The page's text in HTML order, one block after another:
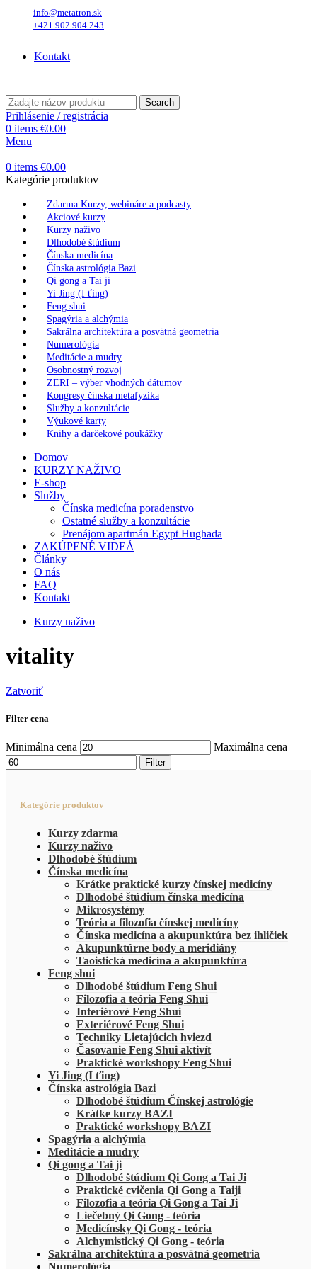
info@metatron.sk
+421 902 904 243
Kontakt
Search
Prihlásenie / registrácia
0 items €0.00
Menu
0 items €0.00
Kategórie produktov
Zdarma Kurzy, webináre a podcasty
Akciové kurzy
Kurzy naživo
Dlhodobé štúdium
Čínska medicína
Čínska astrológia Bazi
Qi gong a Tai ji
Yi Jing (I ťing)
Feng shui
Spagýria a alchýmia
Sakrálna architektúra a posvätná geometria
Numerológia
Meditácie a mudry
Osobnostný rozvoj
ZERI – výber vhodných dátumov
Kongresy čínska metafyzika
Služby a konzultácie
Výukové karty
Knihy a darčekové poukážky
Domov
KURZY NAŽIVO
E-shop
Služby
Čínska medicína poradenstvo
Ostatné služby a konzultácie
Prenájom apartmán Egypt Hughada
ZAKÚPENÉ VIDEÁ
Články
O nás
FAQ
Kontakt
Kurzy naživo
vitality
Zatvoriť
Filter cena
Minimálna cena Maximálna cena
Filter
Kategórie produktov
Kurzy zdarma
Kurzy naživo
Dlhodobé štúdium
Čínska medicína
Krátke praktické kurzy čínskej medicíny
Dlhodobé štúdium čínska medicína
Mikrosystémy
Teória a filozofia čínskej medicíny
Čínska medicína a akupunktúra bez ihličiek
Akupunktúrne body a meridiány
Taoistická medicína a akupunktúra
Feng shui
Dlhodobé štúdium Feng Shui
Filozofia a teória Feng Shui
Interiérové Feng Shui
Exteriérové Feng Shui
Techniky Lietajúcich hviezd
Časovanie Feng Shui aktivít
Praktické workshopy Feng Shui
Yi Jing (I ťing)
Čínska astrológia Bazi
Dlhodobé štúdium Čínskej astrológie
Krátke kurzy BAZI
Praktické workshopy BAZI
Spagýria a alchýmia
Meditácie a mudry
Qi gong a Tai ji
Dlhodobé štúdium Qi Gong a Tai Ji
Praktické cvičenia Qi Gong a Taiji
Filozofia a teória Qi Gong a Tai Ji
Liečebný Qi Gong - teória
Medicínsky Qi Gong - teória
Alchymistický Qi Gong - teória
Sakrálna architektúra a posvätná geometria
Numerológia